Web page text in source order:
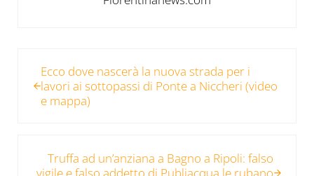
Ecco dove nascerà la nuova strada per i
lavori ai sottopassi di Ponte a Niccheri (video
e mappa)
Truffa ad un’anziana a Bagno a Ripoli: falso
vigile e falso addetto di Publiacqua le rubano